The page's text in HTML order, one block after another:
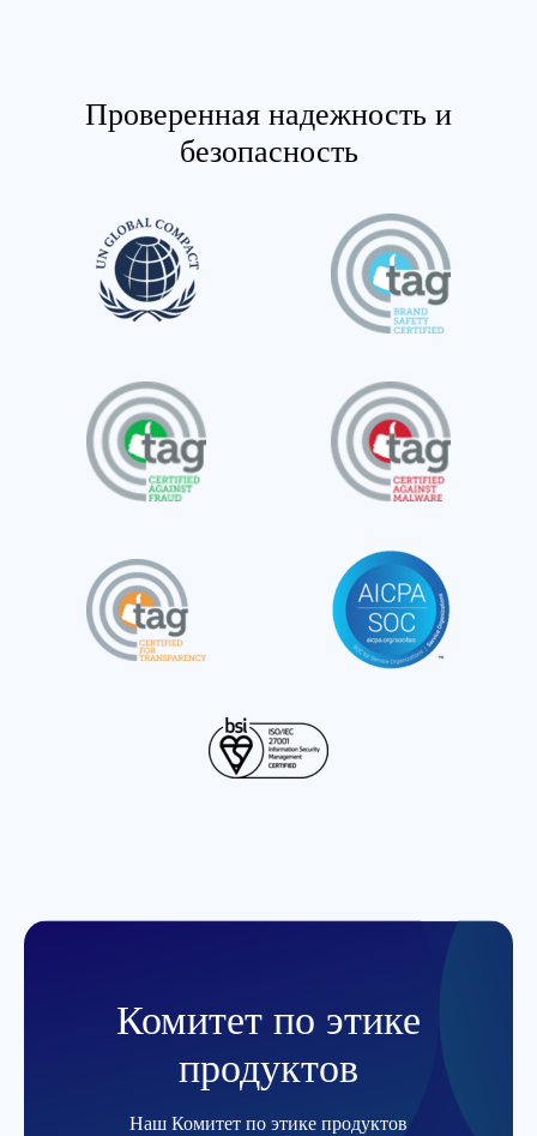
Проверенная надежность и
безопасность
Комитет по этике
продуктов
Наш Комитет по этике продуктов